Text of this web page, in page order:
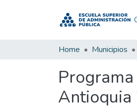
Home Municipios